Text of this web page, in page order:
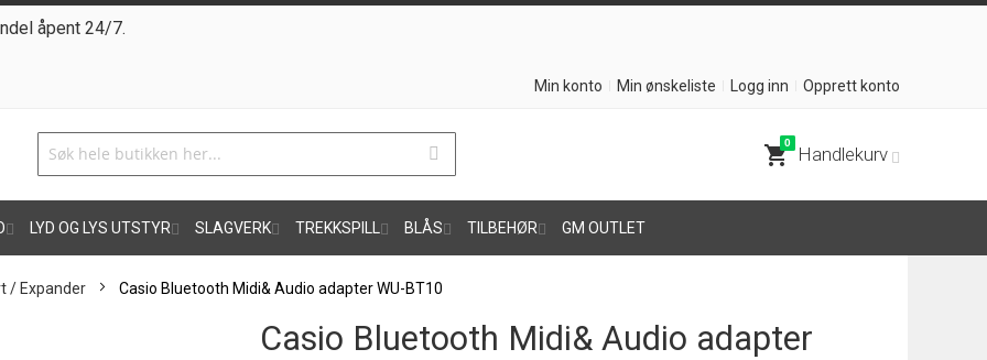
åpent 24/7.
Min konto Min ønskeliste Logg inn Opprett konto
shopping_cart
0
Handlekurv
LYD OG LYS UTSTYR SLAGVERK TREKKSPILL BLÅS TILBEHØR GM OUTLET
/ Expander Casio Bluetooth Midi& Audio adapter WU-BT10
Casio Bluetooth Midi& Audio adapter